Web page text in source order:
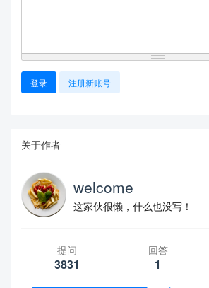
登录 注册新账号
关于作者
welcome
这家伙很懒，什么也没写！
提问
3831
回答
1